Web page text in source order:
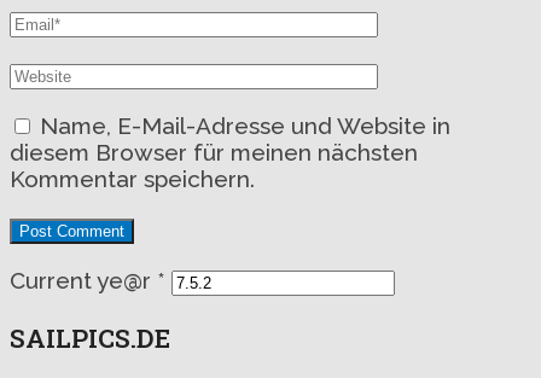
Name, E-Mail-Adresse und Website in
diesem Browser für meinen nächsten
Kommentar speichern.
Current ye@r *
SAILPICS.DE